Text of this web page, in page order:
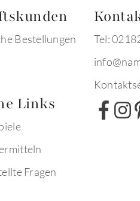
Bestellungen
Links
Fragen
Tel: